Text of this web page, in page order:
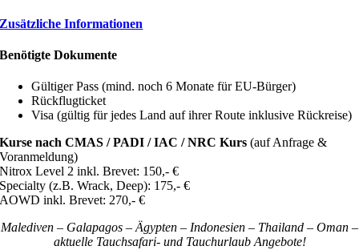
Zusätzliche Informationen
Benötigte Dokumente
Gültiger Pass (mind. noch 6 Monate für EU-Bürger)
Rückflugticket
Visa (gültig für jedes Land auf ihrer Route inklusive Rückreise)
Kurse nach CMAS / PADI / IAC / NRC Kurs(auf Anfrage &
Voranmeldung)
Nitrox Level 2 inkl. Brevet: 150,- €
Specialty (z.B. Wrack, Deep): 175,- €
AOWD inkl. Brevet: 270,- €
Malediven – Galapagos – Ägypten – Indonesien – Thailand – Oman –
aktuelle Tauchsafari- und Tauchurlaub Angebote!